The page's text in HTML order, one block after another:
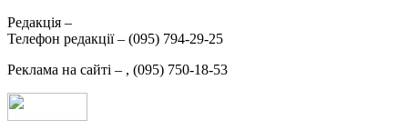
Редакція –
Телефон редакції – (095) 794-29-25
Реклама на сайті – , (095) 750-18-53